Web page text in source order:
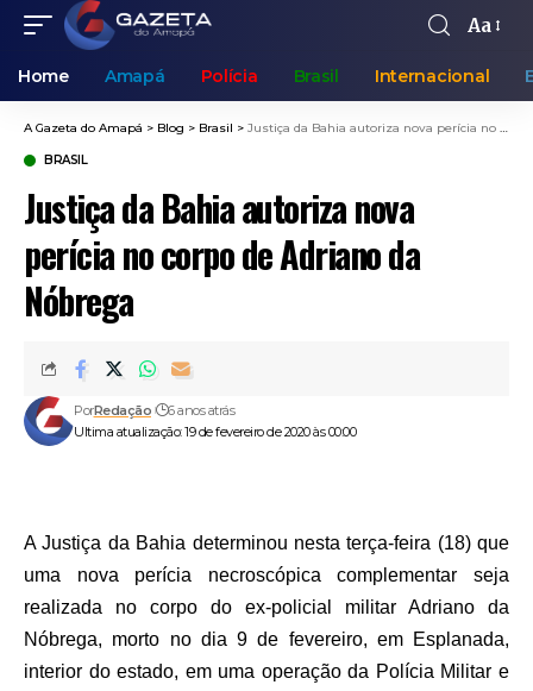
Aa
Home Amapá Polícia Brasil Internacional
A Gazeta do Amapá > Blog > Brasil > Justiça da Bahia autoriza nova perícia no corpo de Adriano da Nóbrega
BRASIL
Justiça da Bahia autoriza nova
perícia no corpo de Adriano da
Nóbrega
Ultima atualização: 19 de fevereiro de 2020 às 00:00
PorRedação 6 anos atrás
A Justiça da Bahia determinou nesta terça-feira (18) que
uma nova perícia necroscópica complementar seja
realizada no corpo do ex-policial militar Adriano da
Nóbrega, morto no dia 9 de fevereiro, em Esplanada,
interior do estado, em uma operação da Polícia Militar e